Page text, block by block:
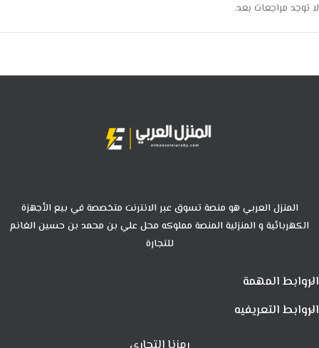
لا توجد مراجعات بعد.
المنزل العربي هو منصة تسوق عبر الانترنت متخصصة في بيع الأجهزة
الكهربائية و المنزلية المنصة مملوكه محل علي بن محمد بن حسين الغانم
للتجارة
الروابط المهمة
الروابط التعريفيه